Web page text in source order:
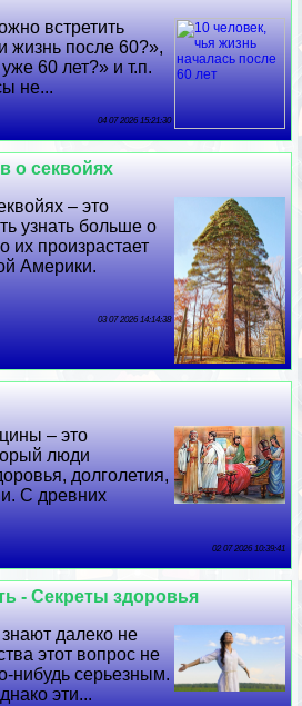
встретить
жизнь после 60?»,
60 лет?» и т.п.
не...
04 07 2026 15:21:30
о секвойях
– это
узнать больше о
их произрастает
Америки.
03 07 2026 14:14:38
– это
люди
долголетия,
С древних
02 07 2026 10:39:41
- Секреты здоровья
далеко не
этот вопрос не
нибудь серьезным.
эти...